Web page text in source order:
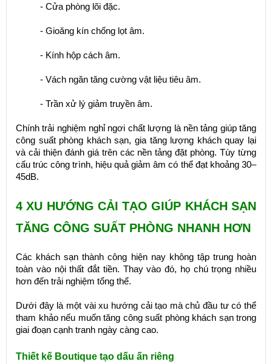
- Cửa phòng lõi đặc.
- Gioăng kín chống lọt âm.
- Kính hộp cách âm.
- Vách ngăn tăng cường vật liệu tiêu âm.
- Trần xử lý giảm truyền âm.
Chính trải nghiệm nghỉ ngơi chất lượng là nền tảng giúp tăng
công suất phòng khách sạn, gia tăng lượng khách quay lại
và cải thiện đánh giá trên các nền tảng đặt phòng. Tùy từng
cấu trúc công trình, hiệu quả giảm âm có thể đạt khoảng 30–
45dB.
4 XU HƯỚNG CẢI TẠO GIÚP KHÁCH SẠN
TĂNG CÔNG SUẤT PHÒNG NHANH HƠN
Các khách sạn thành công hiện nay không tập trung hoàn
toàn vào nội thất đắt tiền. Thay vào đó, họ chú trọng nhiều
hơn đến trải nghiệm tổng thể.
Dưới đây là một vài xu hướng cải tạo mà chủ đầu tư có thể
tham khảo nếu muốn tăng công suất phòng khách sạn trong
giai đoạn cạnh tranh ngày càng cao.
Thiết kế Boutique tạo dấu ấn riêng